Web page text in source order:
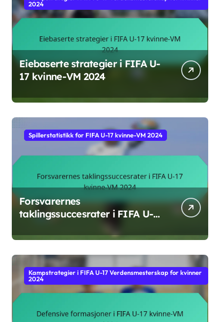
2024
Eiebaserte strategier i FIFA U-
17 kvinne-VM 2024
Spillerstatistikk for FIFA U-17 kvinne-VM 2024
Forsvarernes
taklingssuccesrater i FIFA U-
Kampstrategier i FIFA U-17 Verdensmesterskap for kvinner
2024